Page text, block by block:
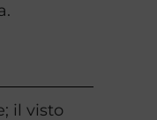
il visto